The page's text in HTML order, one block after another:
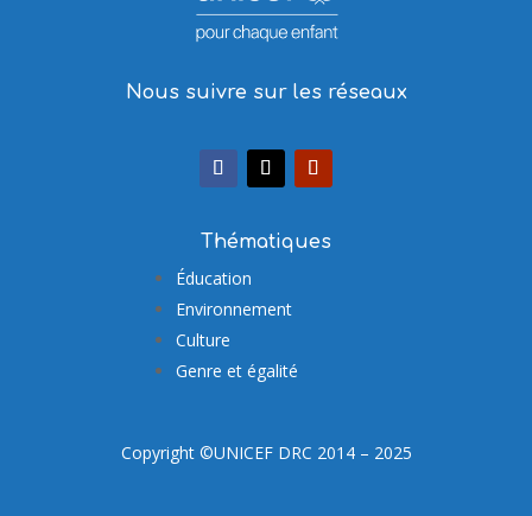
Nous suivre sur les réseaux
Thématiques
Éducation
Environnement
Culture
Genre et égalité
Copyright ©UNICEF DRC 2014 – 2025